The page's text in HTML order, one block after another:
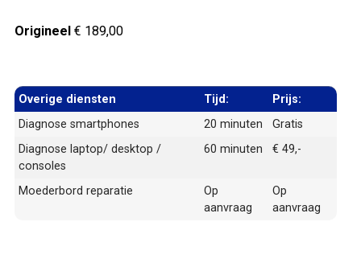
Origineel € 189,00
Overige diensten Tijd:
Prijs:
Diagnose smartphones
20 minuten
Gratis
Diagnose laptop/ desktop /
consoles
60 minuten € 49,-
Moederbord reparatie
Op
aanvraag
Op
aanvraag